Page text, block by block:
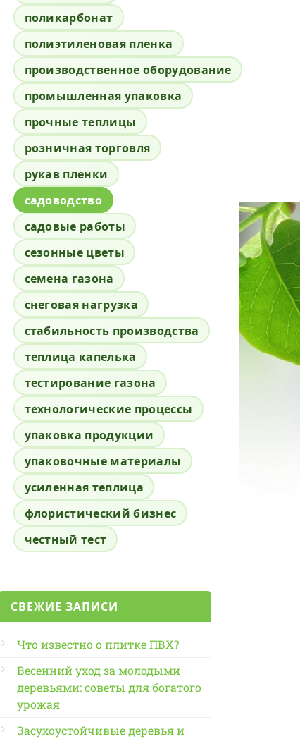
поликарбонат
полиэтиленовая пленка
производственное оборудование
промышленная упаковка
прочные теплицы
розничная торговля
рукав пленки
садоводство
садовые работы
сезонные цветы
семена газона
снеговая нагрузка
стабильность производства
теплица капелька
тестирование газона
технологические процессы
упаковка продукции
упаковочные материалы
усиленная теплица
флористический бизнес
честный тест
СВЕЖИЕ ЗАПИСИ
Что известно о плитке ПВХ?
Весенний уход за молодыми
деревьями: советы для богатого
урожая
Засухоустойчивые деревья и